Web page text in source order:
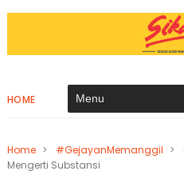
HOME
Home > #GejayanMemanggil >
Mengerti Substansi